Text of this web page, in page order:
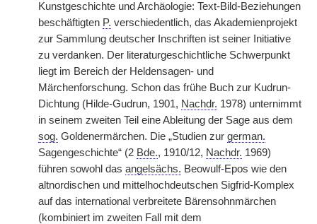
Kunstgeschichte und Archäologie: Text-Bild-Beziehungen
beschäftigten P. verschiedentlich, das Akademienprojekt
zur Sammlung deutscher Inschriften ist seiner Initiative
zu verdanken. Der literaturgeschichtliche Schwerpunkt
liegt im Bereich der Heldensagen- und
Märchenforschung. Schon das frühe Buch zur Kudrun-
Dichtung (Hilde-Gudrun, 1901, Nachdr. 1978) unternimmt
in seinem zweiten Teil eine Ableitung der Sage aus dem
sog. Goldenermärchen. Die „Studien zur german.
Sagengeschichte“ (2 Bde., 1910/12, Nachdr. 1969)
führen sowohl das angelsächs. Beowulf-Epos wie den
altnordischen und mittelhochdeutschen Sigfrid-Komplex
auf das international verbreitete Bärensohnmärchen
(kombiniert im zweiten Fall mit dem